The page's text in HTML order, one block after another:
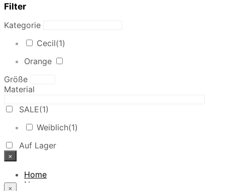
Filter
Kategorie
Cecil(1)
Orange
Größe
Material
SALE(1)
Weiblich(1)
Auf Lager
×
Home
News
×